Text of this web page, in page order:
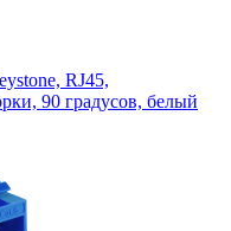
RJ45,
90 градусов, белый